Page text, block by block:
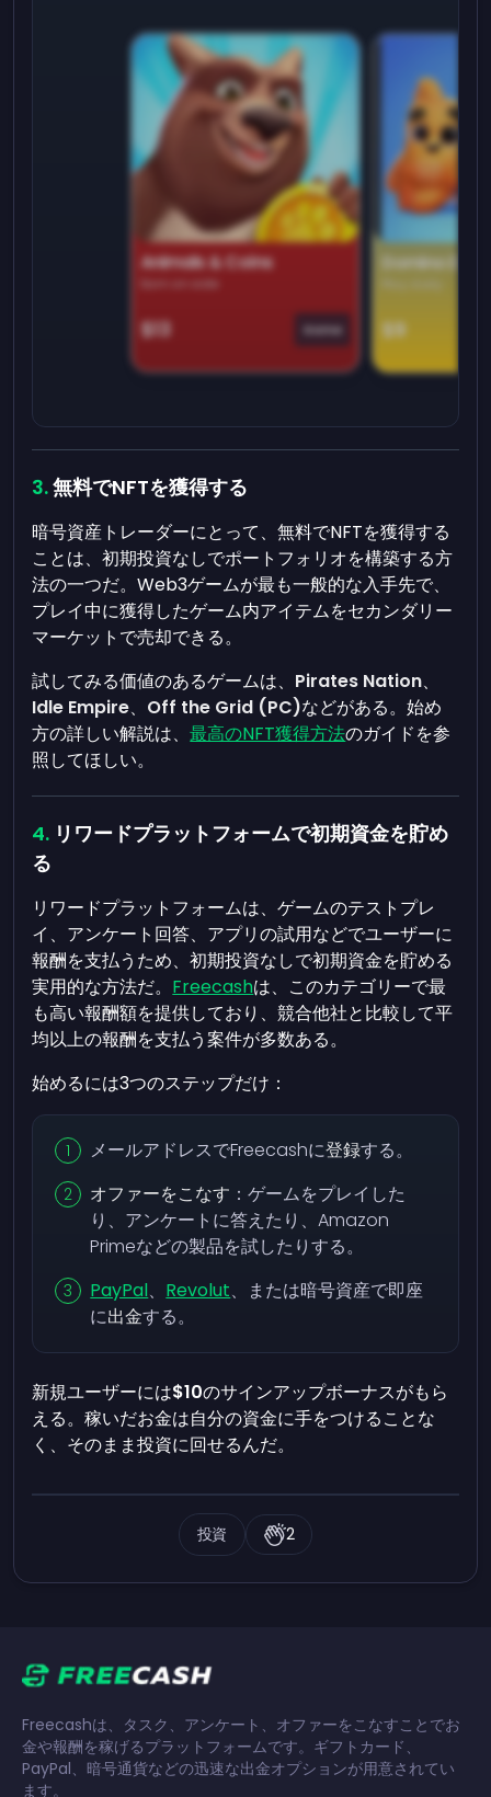
Animals & Coins
Earn on side
$13 Game
Domino
$9
無料でNFTを獲得する
暗号資産トレーダーにとって、無料でNFTを獲得する
ことは、初期投資なしでポートフォリオを構築する方
法の一つだ。Web3ゲームが最も一般的な入手先で、
プレイ中に獲得したゲーム内アイテムをセカンダリー
マーケットで売却できる。
試してみる価値のあるゲームは、 Pirates Nation、
Idle Empire、 Off the Grid (PC)などがある。始め
方の詳しい解説は、最高のNFT獲得方法のガイドを参
照してほしい。
リワードプラットフォームで初期資金を貯め
る
リワードプラットフォームは、ゲームのテストプレ
イ、アンケート回答、アプリの試用などでユーザーに
報酬を支払うため、初期投資なしで初期資金を貯める
実用的な方法だ。 Freecashは、このカテゴリーで最
も高い報酬額を提供しており、競合他社と比較して平
均以上の報酬を支払う案件が多数ある。
始めるには3つのステップだけ：
メールアドレスでFreecashに登録する。
オファーをこなす ：ゲームをプレイした
り、アンケートに答えたり、Amazon
Primeなどの製品を試したりする。
PayPal、 Revolut、または暗号資産で即座
に出金する。
新規ユーザーには$10のサインアップボーナスがもら
える。稼いだお金は自分の資金に手をつけることな
く、そのまま投資に回せるんだ。
投資 2
Freecashは、タスク、アンケート、オファーをこなすことでお
金や報酬を稼げるプラットフォームです。ギフトカード、
PayPal、暗号通貨などの迅速な出金オプションが用意されてい
ます。